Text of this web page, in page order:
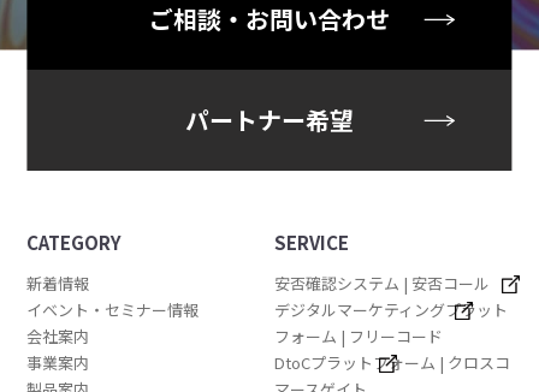
ご相談・お問い合わせ
パートナー希望
CATEGORY
新着情報
イベント・セミナー情報
会社案内
事業案内
SERVICE
安否確認システム | 安否コール
デジタルマーケティングプラット
フォーム | フリーコード
DtoCプラットフォーム | クロスコ